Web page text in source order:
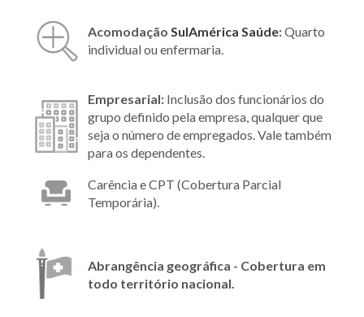
Acomodação SulAmérica Saúde:Quarto
individual ou enfermaria.
Empresarial: Inclusão dos funcionários do
grupo definido pela empresa, qualquer que
seja o número de empregados. Vale também
para os dependentes.
Carência e CPT (Cobertura Parcial
Temporária).
Abrangência geográfica - Cobertura em
todo território nacional.